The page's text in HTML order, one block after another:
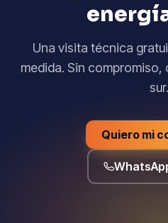
Una visita técnica
medida. Sin compromiso,
sur.
Quiero mi